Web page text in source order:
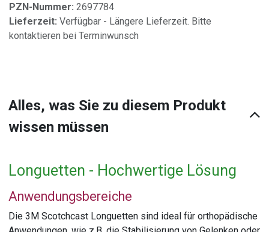
PZN-Nummer: 2697784
Lieferzeit: Verfügbar - Längere Lieferzeit. Bitte
kontaktieren bei Terminwunsch
Alles, was Sie zu diesem Produkt
wissen müssen
Longuetten - Hochwertige Lösung
Anwendungsbereiche
Die 3M Scotchcast Longuetten sind ideal für orthopädische